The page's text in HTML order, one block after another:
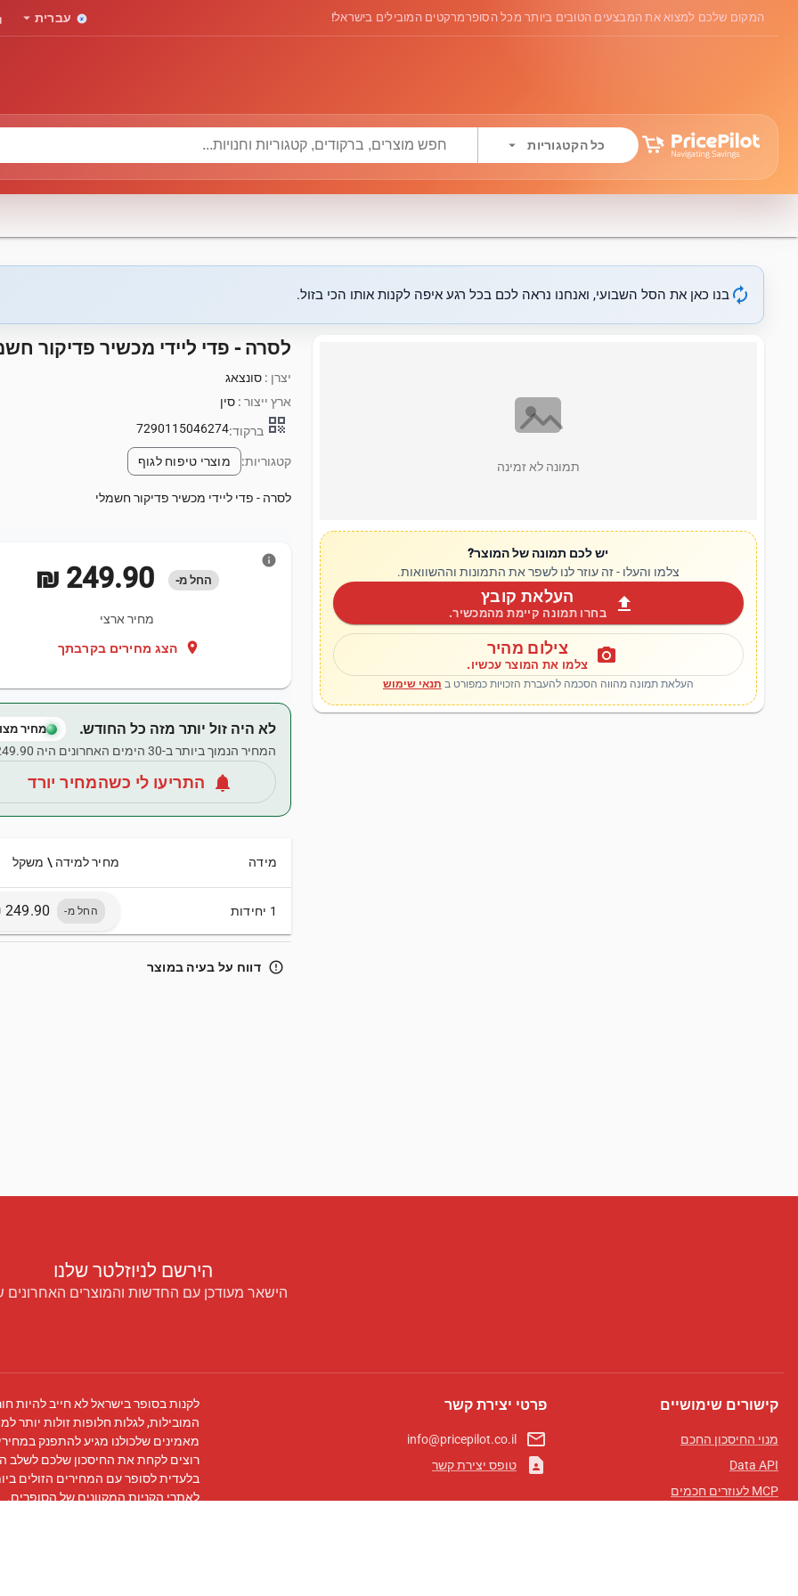
המקום שלכם למצוא את המבצעים הטובים ביותר מכל הסופרמרקטים המובילים בישראל! עברית arrow_drop_down
כל הקטגוריות arrow_drop_down
autorenew בנו כאן את הסל השבועי, ואנחנו נראה לכם בכל רגע איפה לקנות אותו הכי בזול.
תמונה לא זמינה
יש לכם תמונה של המוצר?
צלמו והעלו - זה עוזר לנו לשפר את התמונות וההשוואות.
upload העלאת קובץ
בחרו תמונה קיימת מהמכשיר.
photo_camera צילום מהיר
צלמו את המוצר עכשיו.
העלאת תמונה מהווה הסכמה להעברת הזכויות כמפורט ב תנאי שימוש
לסרה - פדי ליידי מכשיר פדיקור
יצרן :סונצאג
ארץ ייצור :סין
qr_code ברקוד:7290115046274
קטגוריות: מוצרי טיפוח לגוף
לסרה - פדי ליידי מכשיר פדיקור חשמלי
החל מ- ‏249.90 ‏₪
מחיר ארצי
location_on הצג מחירים בקרבתך
info
לא היה זול יותר מזה כל החודש. מחיר
המחיר הנמוך ביותר ב-30 הימים האחרונים היה ‏249.90 ‏₪.
notifications התריעו לי כשהמחיר יורד
מידה מחיר למידה \ משקל
1 יחידות החל מ-
error_outline דווח על בעיה במוצר
הירשם לניוזלטר שלנו
הישאר מעודכן עם החדשות והמוצרים האחרונים
קישורים שימושיים
מנוי החיסכון החכם
Data API
MCP לעוזרים חכמים
פרטי יצירת קשר
mail_outline
info@pricepilot.co.il
contact_page טופס יצירת קשר
לקנות בסופר בישראל לא חייב להיות
המובילות, לגלות חלופות זולות יותר
מאמינים שלכולנו מגיע להתפנק
רוצים לקחת את החיסכון שלכם לשלב
בלעדית לסופר עם המחירים הזולים
לאתרי הקניות המקוונים של הסופרים.